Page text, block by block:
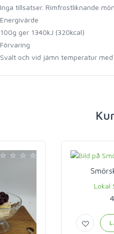
Inga tillsatser. Rimfrostliknande
Energivärde
100g ger 1340kJ (320kcal)
Förvaring
Svalt och vid jämn temperatur
Lokal